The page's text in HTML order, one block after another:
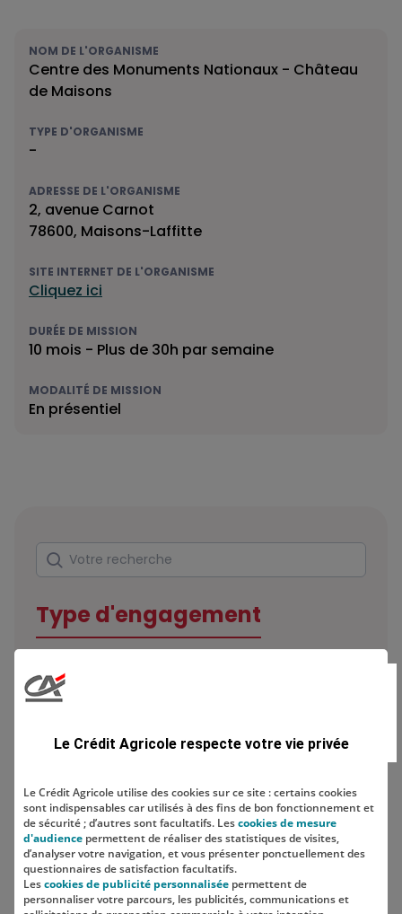
NOM DE L'ORGANISME
Centre des Monuments Nationaux - Château
de Maisons
TYPE D'ORGANISME
-
ADRESSE DE L'ORGANISME
2, avenue Carnot
78600, Maisons-Laffitte
SITE INTERNET DE L'ORGANISME
Cliquez ici
DURÉE DE MISSION
10 mois - Plus de 30h par semaine
MODALITÉ DE MISSION
En présentiel
Rechercher
Votre recherche
Type d'engagement
Localisation
Le Crédit Agricole respecte votre vie privée
Le Crédit Agricole utilise des cookies sur ce site : certains cookies
sont indispensables car utilisés à des fins de bon fonctionnement et
de sécurité ; d’autres sont facultatifs. Lescookies de mesure
d'audience permettent de réaliser des statistiques de visites,
d’analyser votre navigation, et vous présenter ponctuellement des
questionnaires de satisfaction facultatifs.
Lescookies de publicité personnalisée permettent de
personnaliser votre parcours, les publicités, communications et